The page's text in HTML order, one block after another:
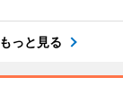
もっと見る